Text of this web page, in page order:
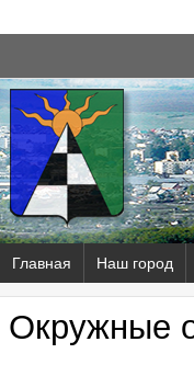
Главная Наш город
Окружные